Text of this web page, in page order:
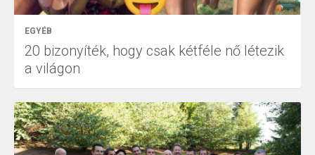
EGYÉB
20 bizonyíték, hogy csak kétféle nő létezik
a világon